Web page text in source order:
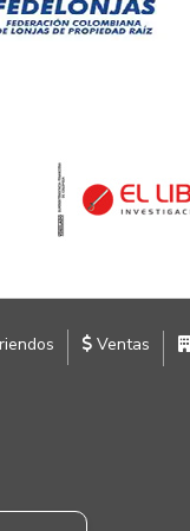
Ventas